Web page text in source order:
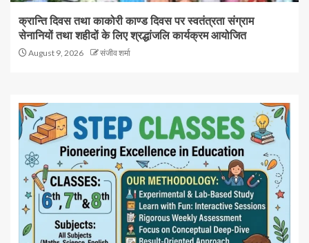
क्रान्ति दिवस तथा काकोरी काण्ड दिवस पर स्वतंत्रता संग्राम
सेनानियों तथा शहीदों के लिए श्रद्धांजलि कार्यक्रम आयोजित
August 9, 2026 संजीव शर्मा